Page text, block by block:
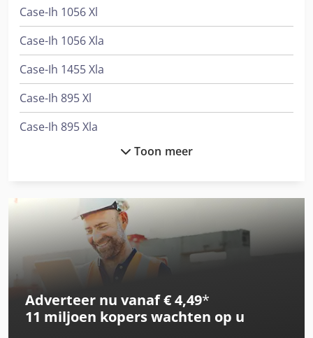
Case-Ih 1056 Xl
Case-Ih 1056 Xla
Case-Ih 1455 Xla
Case-Ih 895 Xl
Case-Ih 895 Xla
Case-Ih Farmall 105C Ep
Case-Ih Farmall 105U
Case-Ih Farmall 105U Pro
Case-Ih Farmall 115A
Case-Ih Farmall 115U
Toon meer
Adverteer nu vanaf € 4,49*
11 miljoen koperswachten op u